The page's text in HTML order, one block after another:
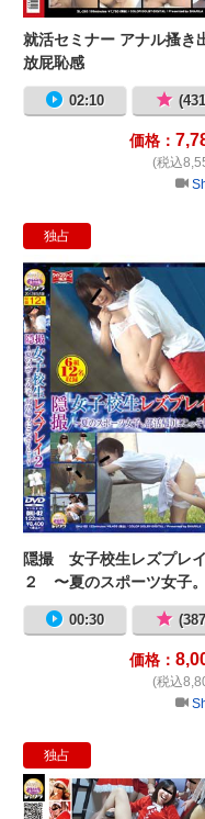
就活セミナー アナル搔き
放屁恥感
02:10
価格：
(税込
独占
隠撮 女子校生レズプレイ
２ 〜夏のスポーツ女子
活帰りにこっそりと…。
00:30
価格：
(税込
独占